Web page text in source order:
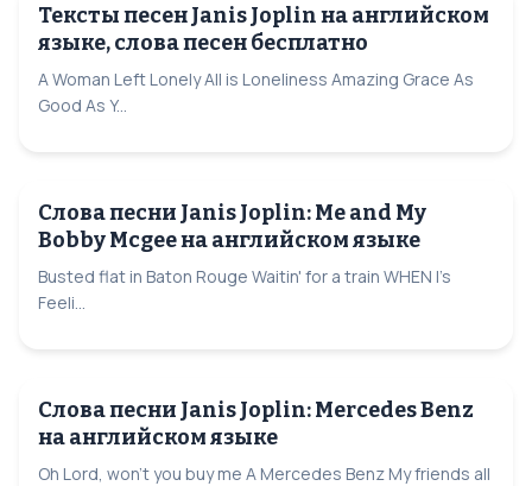
Тексты песен Janis Joplin на английском
языке, слова песен бесплатно
A Woman Left Lonely All is Loneliness Amazing Grace As
Good As Y...
Слова песни Janis Joplin: Me and My
Bobby Mcgee на английском языке
Busted flat in Baton Rouge Waitin' for a train WHEN I's
Feeli...
Слова песни Janis Joplin: Mercedes Benz
на английском языке
Oh Lord, won't you buy me A Mercedes Benz My friends all